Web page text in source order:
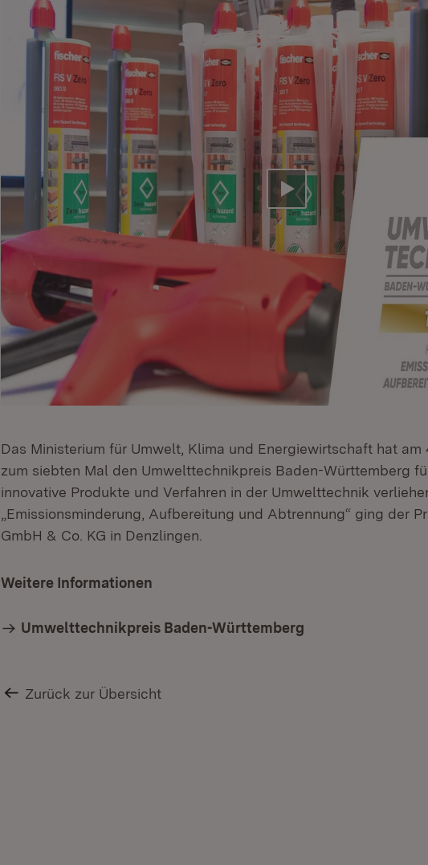
Video abspielen
Das Ministerium für Umwelt, Klima und Energiewirtschaft hat am
zum siebten Mal den Umwelttechnikpreis Baden-Württemberg
innovative Produkte und Verfahren in der Umwelttechnik
„Emissionsminderung, Aufbereitung und Abtrennung“ ging der
GmbH & Co. KG in Denzlingen.
Weitere Informationen
Umwelttechnikpreis Baden-Württemberg
Zurück zur Übersicht